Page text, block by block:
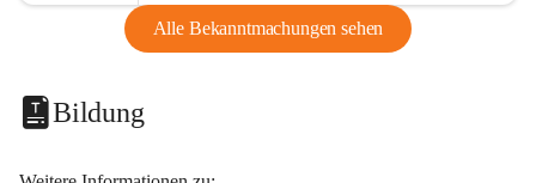
Alle Bekanntmachungen sehen
Bildung